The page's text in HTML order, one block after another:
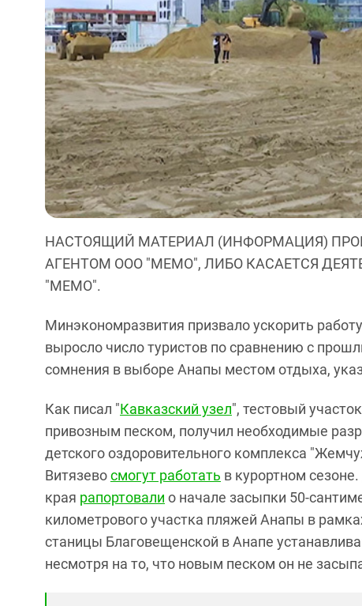
НАСТОЯЩИЙ МАТЕРИАЛ (ИНФОРМАЦИЯ)
АГЕНТОМ ООО "МЕМО", ЛИБО КАСАЕТСЯ
"МЕМО".
Минэкономразвития призвало ускорить
выросло число туристов по сравнению с
сомнения в выборе Анапы местом отдыха,
Как писал "Кавказский узел", тестовый
привозным песком, получил необходимые
детского оздоровительного комплекса
Витязевосмогут работать в курортном
края рапортовали о начале засыпки 50-
километрового участка пляжей Анапы в
станицы Благовещенской в Анапе
несмотря на то, что новым песком он не